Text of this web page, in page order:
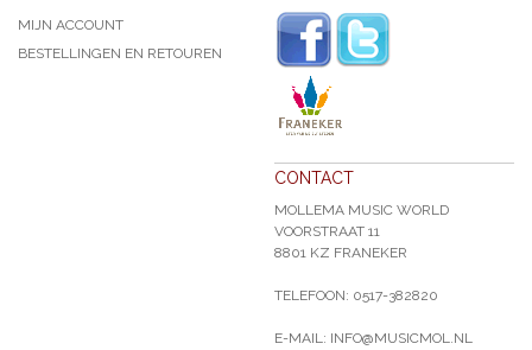
MIJN ACCOUNT
BESTELLINGEN EN RETOUREN
CONTACT
MOLLEMA MUSIC WORLD
VOORSTRAAT 11
8801 KZ FRANEKER
TELEFOON: 0517-382820
E-MAIL: INFO@MUSICMOL.NL